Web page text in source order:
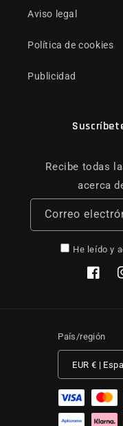
Aviso legal
Política de cookies
Publicidad
Recibe todas
acerca
Correo
He leído y
País/región
EUR € |
Formas de